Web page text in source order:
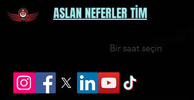
ASLAN NEFERLER TİM
Bir saat seçin